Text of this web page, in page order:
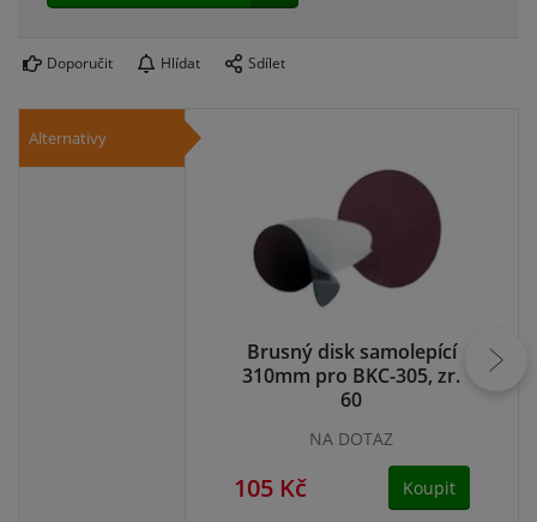
Doporučit Hlídat Sdílet
Alternativy
Brusný disk samolepící
310mm pro BKC-305, zr.
60
NA DOTAZ
105 Kč Koupit